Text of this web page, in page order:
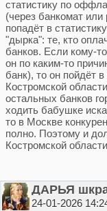
статистику по
(через банкомат
попадёт в
"дырка": те, кто
банков. Если кому-
он по каким-то
банк), то он пойдёт
Костромской
остальных банков
ходить бабушке
то в Москве
полно. Поэтому и
Костромской
ДАРЬЯ
24-01-2026